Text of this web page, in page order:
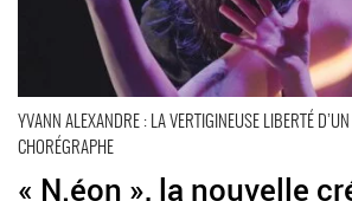
YVANN ALEXANDRE : LA VERTIGINEUSE LIBERTÉ
CHORÉGRAPHE
« N.éon », la nouvelle